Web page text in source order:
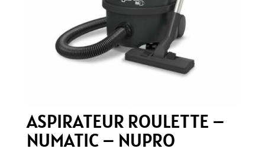
ASPIRATEUR ROULETTE –
NUMATIC – NUPRO